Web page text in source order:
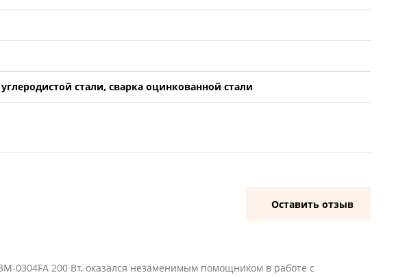
стали, сварка оцинкованной стали
Оставить отзыв
0304FA 200 Вт, оказался незаменимым помощником в работе с